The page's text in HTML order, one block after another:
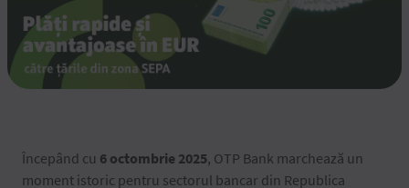
Începând cu 6 octombrie 2025, OTP Bank marchează un
moment istoric pentru sectorul bancar din Republica